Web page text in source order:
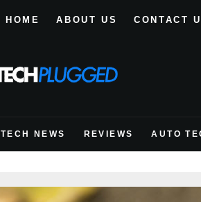
HOME ABOUT US CONTACT
TECH NEWS REVIEWS AUTO